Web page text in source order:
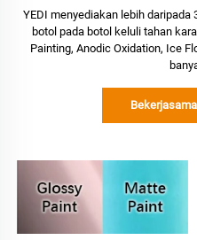
YEDI menyediakan lebih
botol pada botol keluli tahan
Painting, Anodic Oxidation, Ice